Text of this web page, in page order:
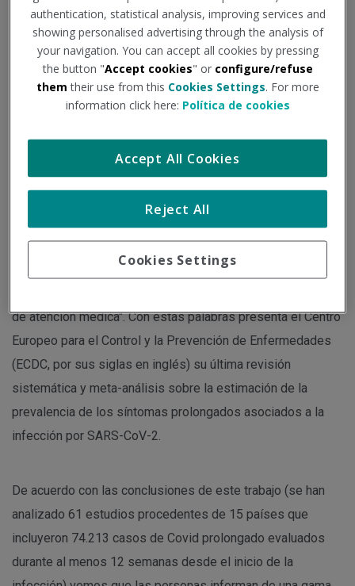
sanitarios”
Institución - Fuente:consalud.esTipo de documento:Noticia
investigación y recuerda que el manejo de la condición
posterior a la Covid-19 "continúa siendo un desafío".
"La condición posterior a la Covid-19 puede representar una
amenaza para los sistemas sanitarios que ya están
sobrecargados después de la fase aguda de la pandemia, y
de atención médica". Con estas palabras presenta el Centro
Europeo para el Control y la Prevención de Enfermedades
(ECDC, por sus siglas en inglés) su última revisión
sistemática y meta-análisis sobre la estimación de la
prevalencia de los síntomas prolongados asociados a la
infección por SARS-CoV-2.
De acuerdo con las conclusiones de este trabajo (se han
analizado 61 estudios procedentes de 15 países que
incluyeron 74.213 casos de Covid prolongado evaluados
durante al menos 12 semanas desde el inicio de la
authentication, statistical analysis, improving services and
showing personalised advertising through the analysis of
your navigation. You can accept all cookies by pressing
the button "Accept cookies" or configure/refuse
them their use from this Cookies Settings. For more
information click here: Política de cookies
Cookies Settings
Reject All
Accept All Cookies